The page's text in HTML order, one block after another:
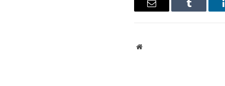
Tumblr
البريد
موقع